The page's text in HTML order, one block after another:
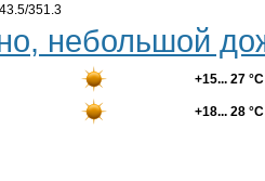
351.3
небольшой
+15... 27 °С
+18... 28 °С